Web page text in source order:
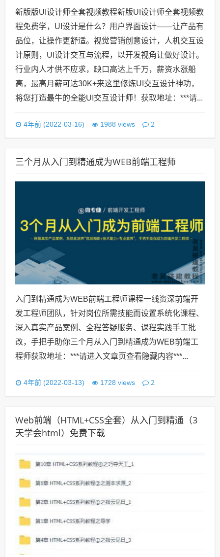
新版版UI设计师全套视频教程新版UI设计师全套视频教
程免费学，UI设计是什么？用户界面设计——让产品有
品位，让操作更舒适。视觉营销创意设计，人机交互设
计原则，UI设计交互与流程，以开发视角让做好设计。
行业内人才供不应求，缺口高达上千万，薪资水涨船
高，最高月薪可达30K+来这里修炼UI交互设计神功，
将您打造最牛的全能UI交互设计师！获取地址：***请...
4年前 (2022-03-16) 1988 views 2
三个月从入门到精通成为WEB前端工程师
入门到精通成为WEB前端工程师课程一线资深前端开
发工程师团队，针对岗位所需技能而设置系统化课程、
深入真实产品案例、全程答疑服务、课程实践手工批
改，手把手助你三个月从入门到精通成为WEB前端工
程师获取地址：***请进入文章页查看隐藏内容***...
4年前 (2022-03-13) 1728 views 2
Web前端（HTML+CSS全套）从入门到精通（3
天学会html）免费下载